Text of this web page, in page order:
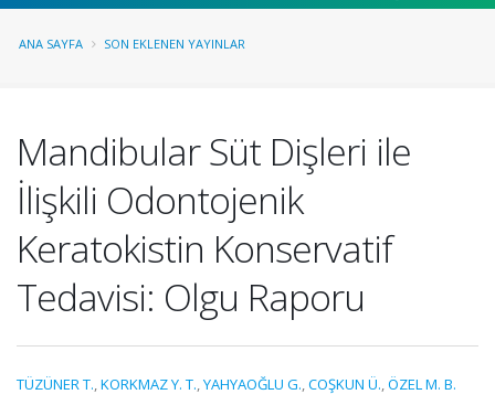
ANA SAYFA SON EKLENEN YAYINLAR
Mandibular Süt Dişleri ile
İlişkili Odontojenik
Keratokistin Konservatif
Tedavisi: Olgu Raporu
TÜZÜNER T.,KORKMAZ Y. T.,YAHYAOĞLU G.,COŞKUN Ü.,ÖZEL M. B.